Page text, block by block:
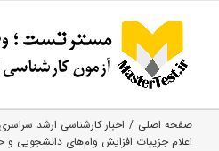
content
صفحه اصلی
اخبار کارشناسی ارشد سراسری
اعلام جزییات افزایش وام‌های دانشجویی و